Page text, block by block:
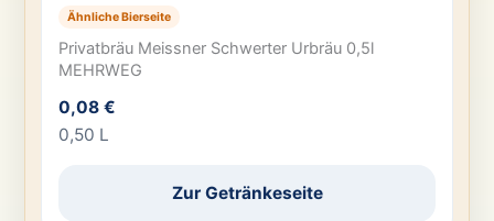
Ähnliche Bierseite
Privatbräu Meissner Schwerter Urbräu 0,5l
MEHRWEG
0,08 €
0,50 L
Zur Getränkeseite